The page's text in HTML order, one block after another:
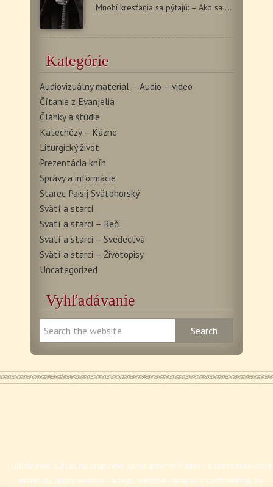
Mnohí kresťania sa pýtajú: – Ako sa máme modliť?…
Kategórie
Audiovizuálny materiál – Audio – video
Čítanie z Evanjelia
Články a štúdie
Katechézy – Kázne
Liturgický život
Prezentácia kníh
Správy a informácie
Starec Paisij Svätohorský
Svätí a starci
Svätí a starci – Reči
Svätí a starci – Svedectvá
Svätí a starci – Životopisy
Uncategorized
Vyhľadávanie
Udeľujeme súhlas na opätovné sprístupnenie článkov a reprodukovanie
materiálu, ktorý existuje na tejto webovej stránke s podmienkou, že